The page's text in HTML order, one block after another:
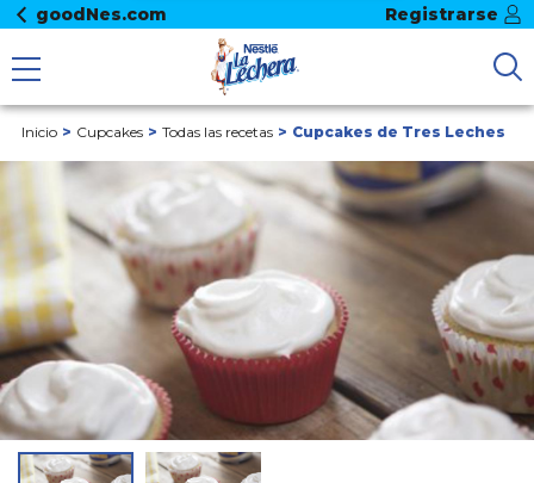
goodNes.com Registrarse
Inicio Cupcakes Todas las recetas Cupcakes de Tres Leches